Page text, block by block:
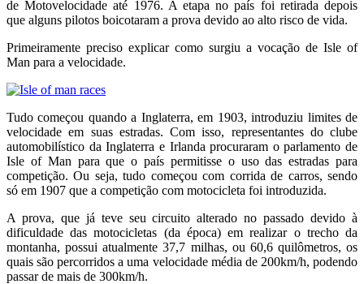
de Motovelocidade até 1976. A etapa no país foi retirada depois
que alguns pilotos boicotaram a prova devido ao alto risco de vida.
Primeiramente preciso explicar como surgiu a vocação de Isle of
Man para a velocidade.
Tudo começou quando a Inglaterra,em 1903,introduziu limites de
velocidade em suas estradas. Com isso, representantes do clube
automobilístico da Inglaterra e Irlandaprocuraram o parlamento de
Isle of Man para que o país permitisse o uso das estradas para
competição.Ou seja, tudo começou com corrida de carros, sendo
só em 1907 que a competição com motocicleta foi introduzida.
A prova, que já teve seu circuito alterado no passado devido à
dificuldade das motocicletas (da época) em realizar o trecho da
montanha, possui atualmente 37,7 milhas, ou 60,6 quilômetros, os
quais são percorridos a uma velocidade média de 200km/h, podendo
passar de mais de 300km/h.